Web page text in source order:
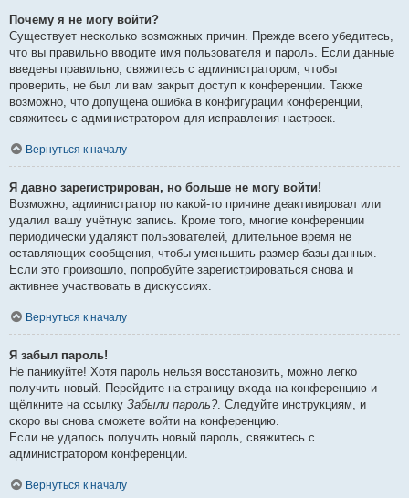
Почему я не могу войти?
Существует несколько возможных причин. Прежде всего убедитесь,
что вы правильно вводите имя пользователя и пароль. Если данные
введены правильно, свяжитесь с администратором, чтобы
проверить, не был ли вам закрыт доступ к конференции. Также
возможно, что допущена ошибка в конфигурации конференции,
свяжитесь с администратором для исправления настроек.
Вернуться к началу
Я давно зарегистрирован, но больше не могу войти!
Возможно, администратор по какой-то причине деактивировал или
удалил вашу учётную запись. Кроме того, многие конференции
периодически удаляют пользователей, длительное время не
оставляющих сообщения, чтобы уменьшить размер базы данных.
Если это произошло, попробуйте зарегистрироваться снова и
активнее участвовать в дискуссиях.
Вернуться к началу
Я забыл пароль!
Не паникуйте! Хотя пароль нельзя восстановить, можно легко
получить новый. Перейдите на страницу входа на конференцию и
щёлкните на ссылку Забыли пароль?. Следуйте инструкциям, и
скоро вы снова сможете войти на конференцию.
Если не удалось получить новый пароль, свяжитесь с
администратором конференции.
Вернуться к началу